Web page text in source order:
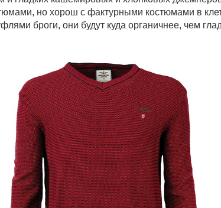
но хорош с фактурными костюмами в
броги, они будут куда органичнее, чем